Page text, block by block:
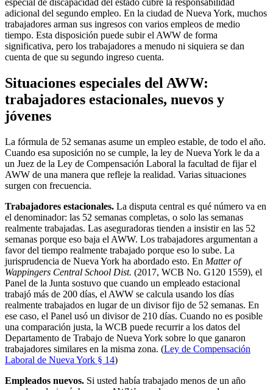
especial de discapacidad del estado cubre la responsabilidad
adicional del segundo empleo. En la ciudad de Nueva York, muchos
trabajadores arman sus ingresos con varios empleos de medio
tiempo. Esta disposición puede subir el AWW de forma
significativa, pero los trabajadores a menudo ni siquiera se dan
cuenta de que su segundo ingreso cuenta.
Situaciones especiales del AWW:
trabajadores estacionales, nuevos y
jóvenes
La fórmula de 52 semanas asume un empleo estable, de todo el año.
Cuando esa suposición no se cumple, la ley de Nueva York le da a
un Juez de la Ley de Compensación Laboral la facultad de fijar el
AWW de una manera que refleje la realidad. Varias situaciones
surgen con frecuencia.
Trabajadores estacionales. La disputa central es qué número va en
el denominador: las 52 semanas completas, o solo las semanas
realmente trabajadas. Las aseguradoras tienden a insistir en las 52
semanas porque eso baja el AWW. Los trabajadores argumentan a
favor del tiempo realmente trabajado porque eso lo sube. La
jurisprudencia de Nueva York ha abordado esto. En Matter of
Wappingers Central School Dist. (2017, WCB No. G120 1559), el
Panel de la Junta sostuvo que cuando un empleado estacional
trabajó más de 200 días, el AWW se calcula usando los días
realmente trabajados en lugar de un divisor fijo de 52 semanas. En
ese caso, el Panel usó un divisor de 210 días. Cuando no es posible
una comparación justa, la WCB puede recurrir a los datos del
Departamento de Trabajo de Nueva York sobre lo que ganaron
trabajadores similares en la misma zona. (Ley de Compensación
Laboral de Nueva York § 14)
Empleados nuevos. Si usted había trabajado menos de un año